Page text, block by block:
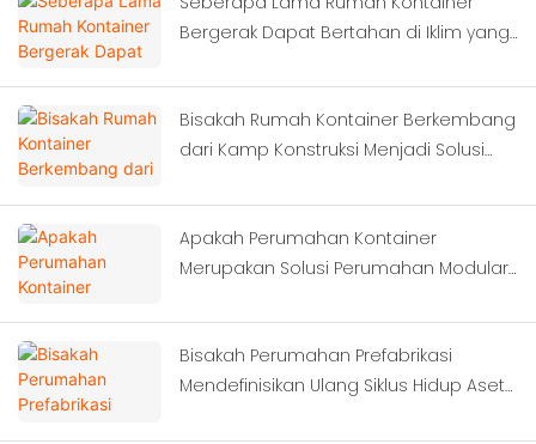
Bergerak Dapat Bertahan di Iklim yang
Bisakah Rumah Kontainer Berkembang
dari Kamp Konstruksi Menjadi Solusi
Apakah Perumahan Kontainer
Merupakan Solusi Perumahan Modular
Lokasi Konstruksi?
Bisakah Perumahan Prefabrikasi
Mendefinisikan Ulang Siklus Hidup Aset